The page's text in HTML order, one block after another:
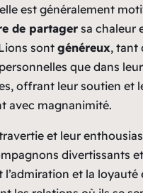
est généralement
de partager sa chaleur
sont généreux, tant
que dans
offrant leur soutien et
avec magnanimité.
et leur
divertissants
et la loyauté